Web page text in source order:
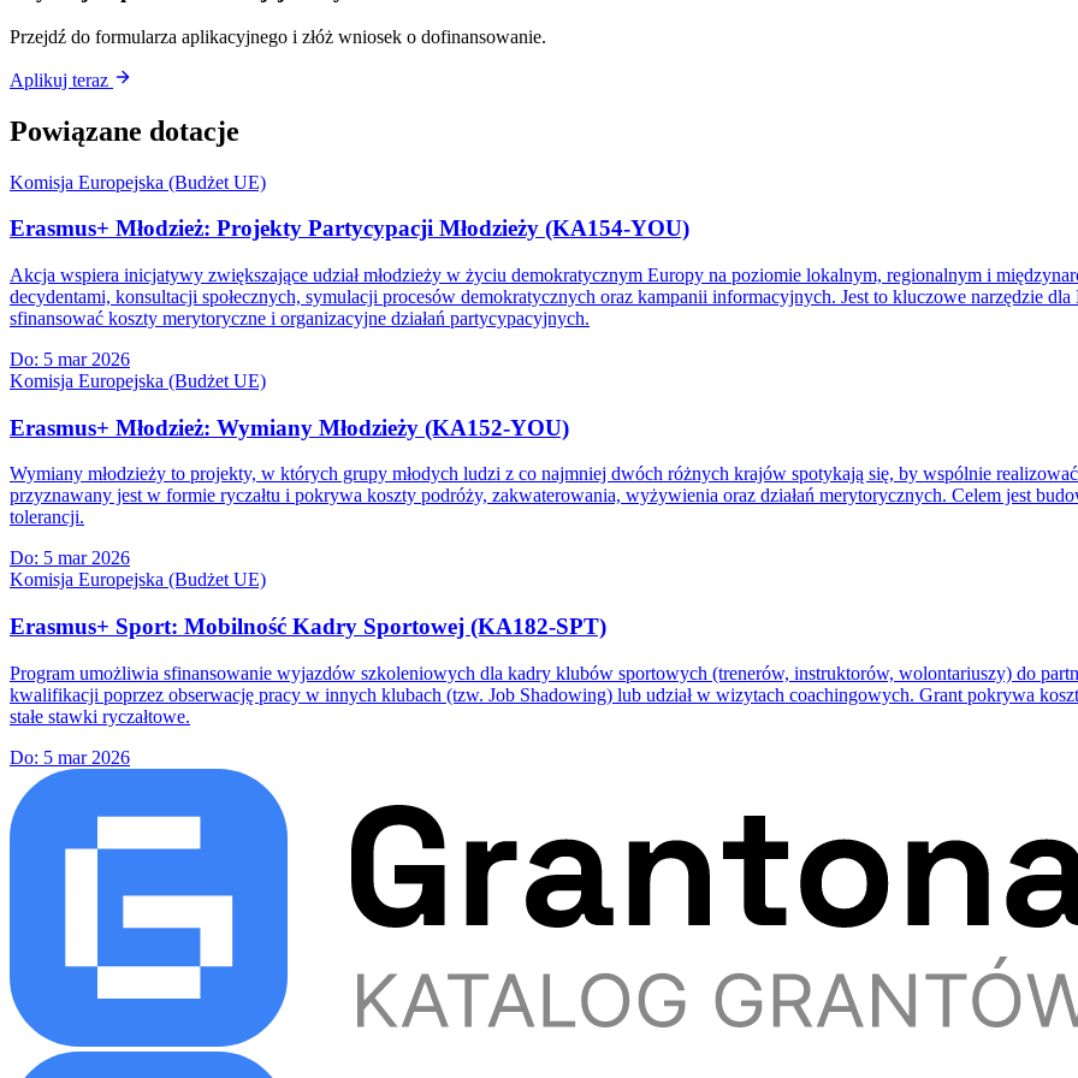
Przejdź do formularza aplikacyjnego i złóż wniosek o dofinansowanie.
Aplikuj teraz
Powiązane dotacje
Komisja Europejska (Budżet UE)
Erasmus+ Młodzież: Projekty Partycypacji Młodzieży (KA154-YOU)
Akcja wspiera inicjatywy zwiększające udział młodzieży w życiu demokratycznym Europy na poziomie lokalnym, regionalnym i
decydentami, konsultacji społecznych, symulacji procesów demokratycznych oraz kampanii informacyjnych. Jest to kluczowe narzędzie
sfinansować koszty merytoryczne i organizacyjne działań partycypacyjnych.
Do: 5 mar 2026
Komisja Europejska (Budżet UE)
Erasmus+ Młodzież: Wymiany Młodzieży (KA152-YOU)
Wymiany młodzieży to projekty, w których grupy młodych ludzi z co najmniej dwóch różnych krajów spotykają się, by wspólnie
przyznawany jest w formie ryczałtu i pokrywa koszty podróży, zakwaterowania, wyżywienia oraz działań merytorycznych. Celem jest
tolerancji.
Do: 5 mar 2026
Komisja Europejska (Budżet UE)
Erasmus+ Sport: Mobilność Kadry Sportowej (KA182-SPT)
Program umożliwia sfinansowanie wyjazdów szkoleniowych dla kadry klubów sportowych (trenerów, instruktorów, wolontariuszy) do
kwalifikacji poprzez obserwację pracy w innych klubach (tzw. Job Shadowing) lub udział w wizytach coachingowych. Grant pokrywa
stałe stawki ryczałtowe.
Do: 5 mar 2026